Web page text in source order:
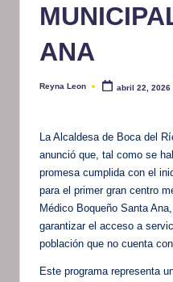
ANA
Publicado
Reyna Leon abril 22, 2026
La Alcaldesa de Boca del
anunció que, tal como se
promesa cumplida con el
para el primer gran centro
Médico Boqueño Santa
garantizar el acceso a
población que no cuenta
Este programa representa